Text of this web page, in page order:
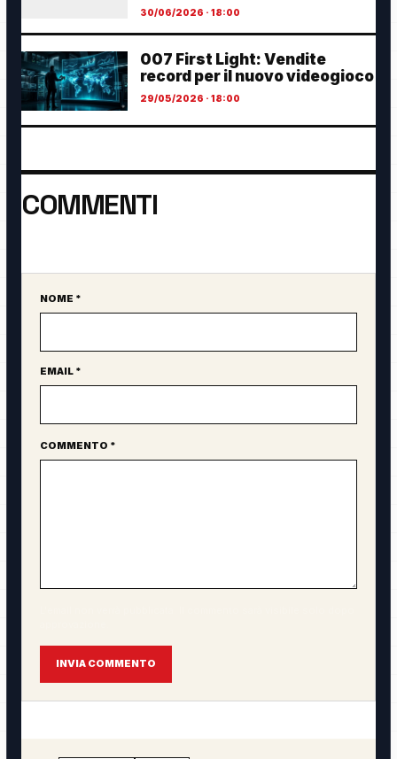
30/06/2026 · 18:00
007 First Light: Vendite
record per il nuovo videogioco
29/05/2026 · 18:00
COMMENTI
Sito web
NOME *
EMAIL *
COMMENTO *
INVIA COMMENTO